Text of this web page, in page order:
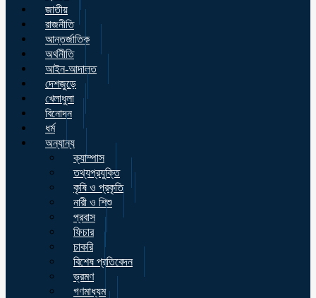
জাতীয়
রাজনীতি
আন্তর্জাতিক
অর্থনীতি
আইন-আদালত
দেশজুড়ে
খেলাধুলা
বিনোদন
ধর্ম
অন্যান্য
ক্যাম্পাস
তথ্যপ্রযুক্তি
কৃষি ও প্রকৃতি
নারী ও শিশু
প্রবাস
ফিচার
চাকরি
বিশেষ প্রতিবেদন
ভ্রমণ
গণমাধ্যম